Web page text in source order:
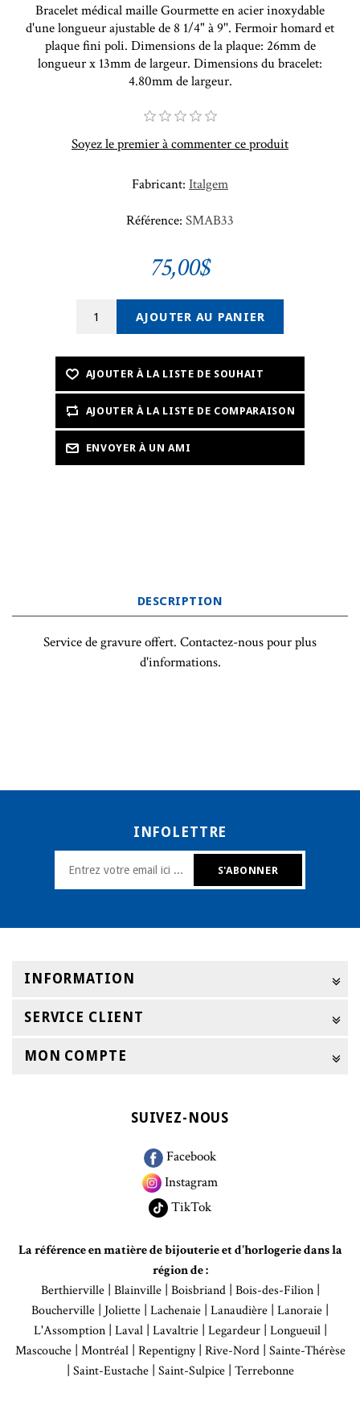
Bracelet médical maille Gourmette en acier inoxydable
d'une longueur ajustable de 8 1/4" à 9''. Fermoir homard et
plaque fini poli. Dimensions de la plaque: 26mm de
longueur x 13mm de largeur. Dimensions du bracelet:
4.80mm de largeur.
Soyez le premier à commenter ce produit
Fabricant: Italgem
Référence: SMAB33
75,00$
DESCRIPTION
Service de gravure offert. Contactez-nous pour plus
d'informations.
INFOLETTRE
INFORMATION
SERVICE CLIENT
MON COMPTE
SUIVEZ-NOUS
Facebook
Instagram
TikTok
La référence en matière de bijouterie et d'horlogerie dans la
région de :
Berthierville| Blainville| Boisbriand| Bois-des-Filion|
Boucherville | Joliette | Lachenaie | Lanaudière | Lanoraie |
L'Assomption| Laval| Lavaltrie| Legardeur| Longueuil|
Mascouche| Montréal| Repentigny| Rive-Nord| Sainte-Thérèse
| Saint-Eustache| Saint-Sulpice| Terrebonne